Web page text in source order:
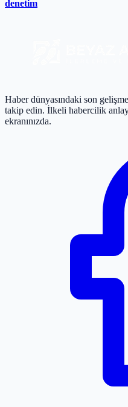
denetim
Haber dünyasındaki son
takip edin. İlkeli habercilik
ekranınızda.